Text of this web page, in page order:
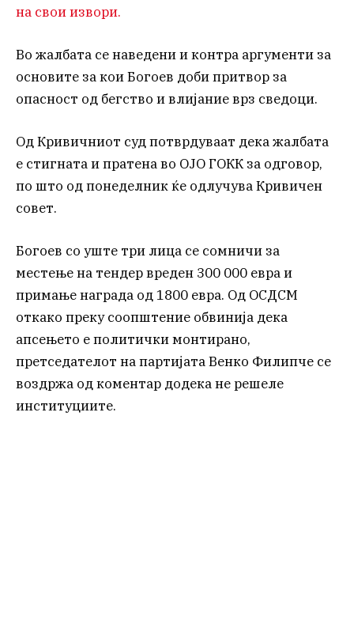
на свои извори.
Во жалбата се наведени и контра аргументи за
основите за кои Богоев доби притвор за
опасност од бегство и влијание врз сведоци.
Од Кривичниот суд потврдуваат дека жалбата
е стигната и пратена во ОЈО ГОКК за одговор,
по што од понеделник ќе одлучува Кривичен
совет.
Богоев со уште три лица се сомничи за
местење на тендер вреден 300 000 евра и
примање награда од 1800 евра. Од ОСДСМ
откако преку соопштение обвинија дека
апсењето е политички монтирано,
претседателот на партијата Венко Филипче се
воздржа од коментар додека не решеле
институциите.